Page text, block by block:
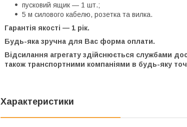
пусковий ящик — 1 шт.;
5 м силового кабелю, розетка та вилка.
Гарантія якості — 1 рік.
Будь-яка зручна для Вас форма оплати.
Відсилання агрегату здійснюється службами
також транспортними компаніями в будь-яку
Характеристики